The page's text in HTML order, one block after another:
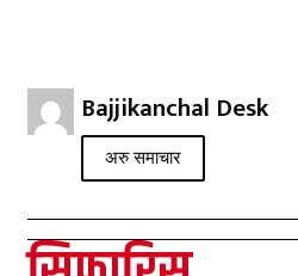
Bajjikanchal Desk
अरु समाचार